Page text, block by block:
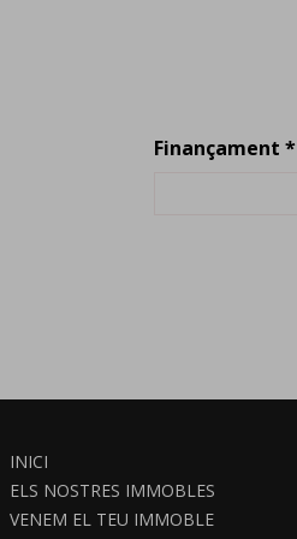
Finançament *
INICI
ELS NOSTRES IMMOBLES
VENEM EL TEU IMMOBLE